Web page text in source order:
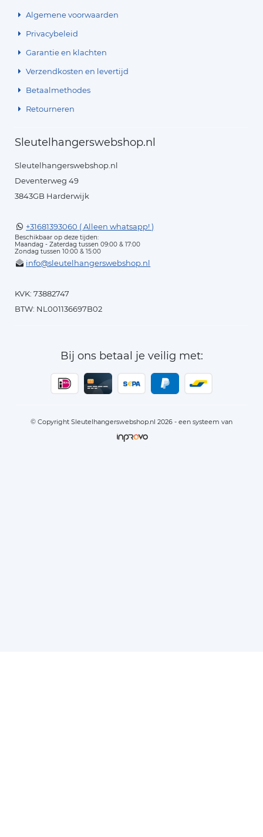
Algemene voorwaarden
Privacybeleid
Garantie en klachten
Verzendkosten en levertijd
Betaalmethodes
Retourneren
Sleutelhangerswebshop.nl
Sleutelhangerswebshop.nl
Deventerweg 49
3843GB Harderwijk
+31681393060 ( Alleen whatsapp! )
Beschikbaar op deze tijden:
Maandag - Zaterdag tussen 09:00 & 17:00
Zondag tussen 10:00 & 15:00
info@sleutelhangerswebshop.nl
KVK: 73882747
BTW: NL001136697B02
Bij ons betaal je veilig met:
© Copyright Sleutelhangerswebshop.nl 2026 - een systeem van